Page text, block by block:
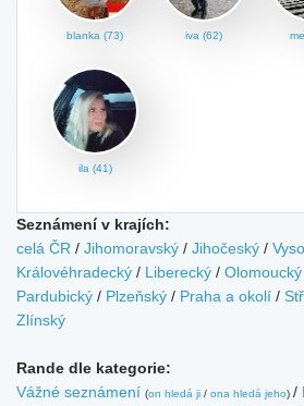
blanka (73) iva (62)
ila (41)
Seznámení v krajích:
celá ČR / Jihomoravský / Jihočeský /
Královéhradecký / Liberecký / Olomoucký
Pardubický / Plzeňský / Praha a okolí /
Zlínský
Rande dle kategorie:
Vážné seznámení (on hledá ji / ona hledá jeho) /